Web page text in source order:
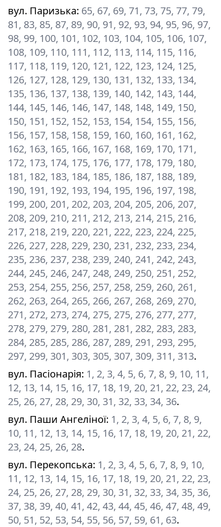
вул. Паризька: 65, 67, 69, 71, 73, 75, 77, 79,
81, 83, 85, 87, 89, 90, 91, 92, 93, 94, 95, 96, 97,
98, 99, 100, 101, 102, 103, 104, 105, 106, 107,
108, 109, 110, 111, 112, 113, 114, 115, 116,
117, 118, 119, 120, 121, 122, 123, 124, 125,
126, 127, 128, 129, 130, 131, 132, 133, 134,
135, 136, 137, 138, 139, 140, 142, 143, 144,
144, 145, 146, 146, 147, 148, 148, 149, 150,
150, 151, 152, 152, 153, 154, 154, 155, 156,
156, 157, 158, 158, 159, 160, 160, 161, 162,
162, 163, 165, 166, 167, 168, 169, 170, 171,
172, 173, 174, 175, 176, 177, 178, 179, 180,
181, 182, 183, 184, 185, 186, 187, 188, 189,
190, 191, 192, 193, 194, 195, 196, 197, 198,
199, 200, 201, 202, 203, 204, 205, 206, 207,
208, 209, 210, 211, 212, 213, 214, 215, 216,
217, 218, 219, 220, 221, 222, 223, 224, 225,
226, 227, 228, 229, 230, 231, 232, 233, 234,
235, 236, 237, 238, 239, 240, 241, 242, 243,
244, 245, 246, 247, 248, 249, 250, 251, 252,
253, 254, 255, 256, 257, 258, 259, 260, 261,
262, 263, 264, 265, 266, 267, 268, 269, 270,
271, 272, 273, 274, 275, 275, 276, 277, 277,
278, 279, 279, 280, 281, 281, 282, 283, 283,
284, 285, 285, 286, 287, 289, 291, 293, 295,
297, 299, 301, 303, 305, 307, 309, 311, 313.
вул. Пасіонарія: 1, 2, 3, 4, 5, 6, 7, 8, 9, 10, 11,
12, 13, 14, 15, 16, 17, 18, 19, 20, 21, 22, 23, 24,
25, 26, 27, 28, 29, 30, 31, 32, 33, 34, 36.
вул. Паши Ангеліної: 1, 2, 3, 4, 5, 6, 7, 8, 9,
10, 11, 12, 13, 14, 15, 16, 17, 18, 19, 20, 21, 22,
23, 24, 25, 26, 28.
вул. Перекопська: 1, 2, 3, 4, 5, 6, 7, 8, 9, 10,
11, 12, 13, 14, 15, 16, 17, 18, 19, 20, 21, 22, 23,
24, 25, 26, 27, 28, 29, 30, 31, 32, 33, 34, 35, 36,
37, 38, 39, 40, 41, 42, 43, 44, 45, 46, 47, 48, 49,
50, 51, 52, 53, 54, 55, 56, 57, 59, 61, 63.